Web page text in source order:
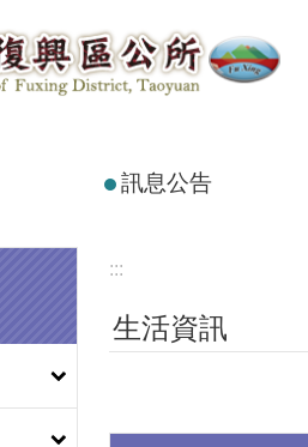
訊息公告
:::
生活資訊